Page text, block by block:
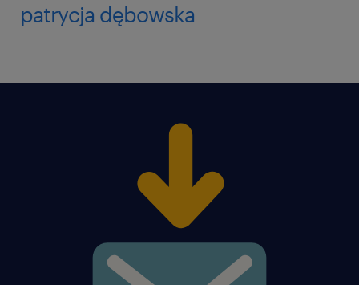
patrycja dębowska